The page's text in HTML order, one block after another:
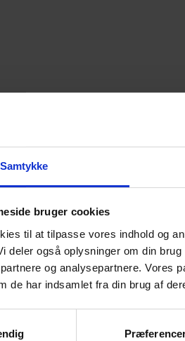
Samtykke
bruger cookies
til at tilpasse vores indhold og
deler også oplysninger om din
og analysepartnere. Vores
de har indsamlet fra din brug af